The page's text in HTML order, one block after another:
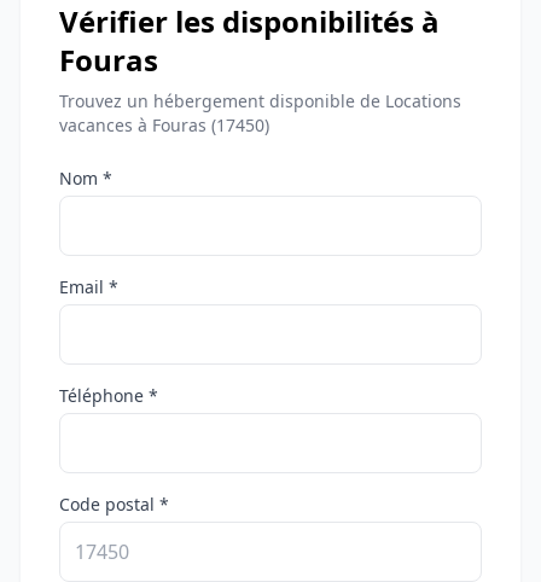
Vérifier les disponibilités à
Fouras
Trouvez un hébergement disponible de Locations
vacances à Fouras (17450)
Nom *
Email *
Téléphone *
Code postal *